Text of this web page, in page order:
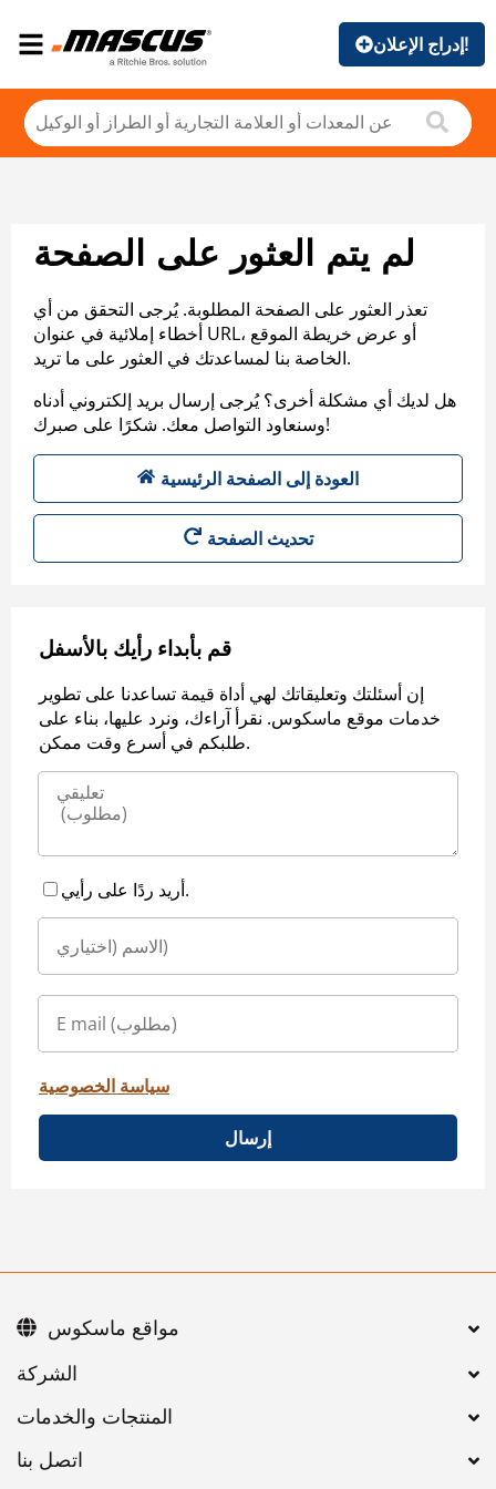
إدراج الإعلان!
لم يتم العثور على الصفحة
تعذر العثور على الصفحة المطلوبة. يُرجى التحقق من أي
أخطاء إملائية في عنوان URL، أو عرض خريطة الموقع
الخاصة بنا لمساعدتك في العثور على ما تريد.
هل لديك أي مشكلة أخرى؟ يُرجى إرسال بريد إلكتروني أدناه
وسنعاود التواصل معك. شكرًا على صبرك!
العودة إلى الصفحة الرئيسية
تحديث الصفحة
قم بأبداء رأيك بالأسفل
إن أسئلتك وتعليقاتك لهي أداة قيمة تساعدنا على تطوير
خدمات موقع ماسكوس. نقرأ آراءك، ونرد عليها، بناء على
طلبكم في أسرع وقت ممكن.
أريد ردًا على رأيي.
سياسة الخصوصية
إرسال
اتصل بنا
مواقع ماسكوس